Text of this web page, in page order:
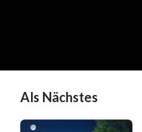
Als Nächstes